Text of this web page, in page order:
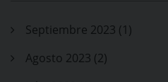
Septiembre 2023 (1)
Agosto 2023 (2)